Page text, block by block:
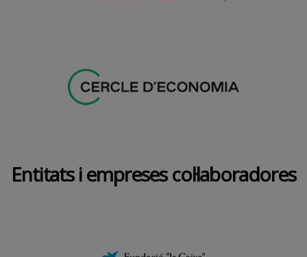
Entitats i empreses col·laboradores